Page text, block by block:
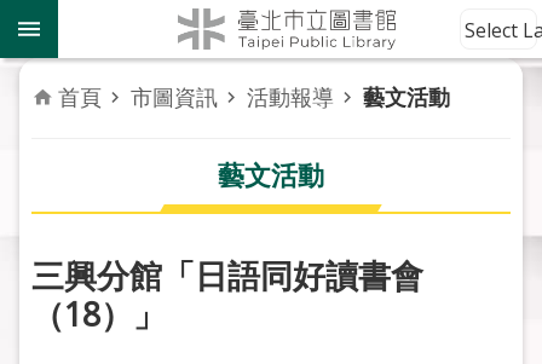
跳到主要內容區塊
到
館
資
訊
者
務
活
Select
首頁 市圖資訊 活動報導 藝文活動
藝文活動
三興分館「日語同好讀書會
（18）」